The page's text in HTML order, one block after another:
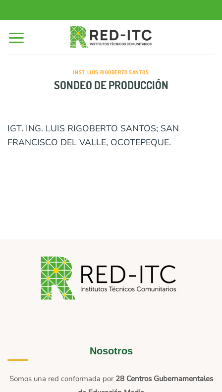
al
contenido
INST. LUIS RIGOBERTO SANTOS
SONDEO DE PRODUCCIÓN
IGT. ING. LUIS RIGOBERTO SANTOS; SAN
FRANCISCO DEL VALLE, OCOTEPEQUE.
Nosotros
Somos una red conformada por 28 Centros Gubernamentales